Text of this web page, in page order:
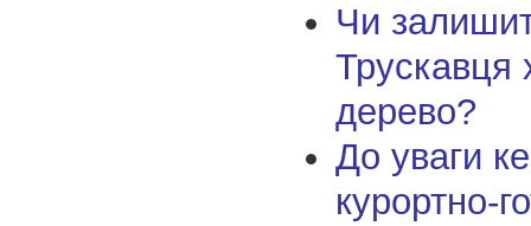
Чи
Трускавця
дерево?
До уваги
курортно-